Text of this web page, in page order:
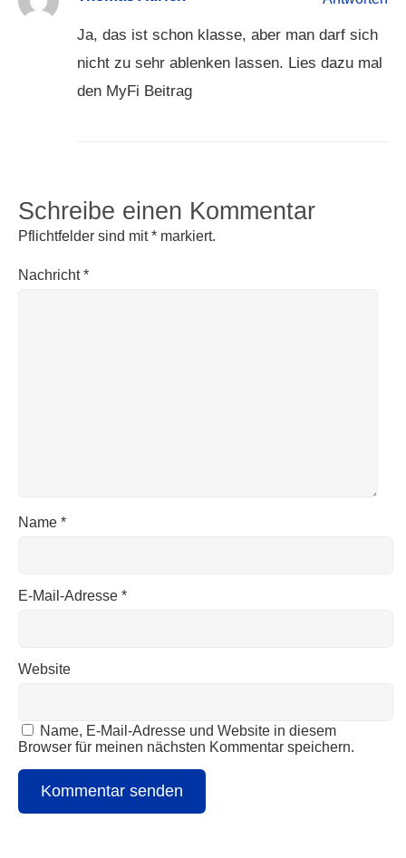
Ja, das ist schon klasse, aber man darf sich
nicht zu sehr ablenken lassen. Lies dazu mal
den MyFi Beitrag
Schreibe einen Kommentar
Pflichtfelder sind mit* markiert.
Nachricht*
Name *
E-Mail-Adresse *
Website
Name, E-Mail-Adresse und Website in diesem
Browser für meinen nächsten Kommentar speichern.